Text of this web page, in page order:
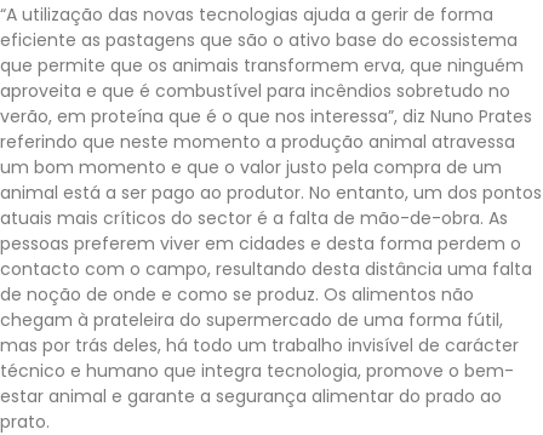
“A utilização das novas tecnologias ajuda a gerir de forma
eficiente as pastagens que são o ativo base do ecossistema
que permite que os animais transformem erva, que ninguém
aproveita e que é combustível para incêndios sobretudo no
verão, em proteína que é o que nos interessa”, diz Nuno Prates
referindo que neste momento a produção animal atravessa
um bom momento e que o valor justo pela compra de um
animal está a ser pago ao produtor. No entanto, um dos pontos
atuais mais críticos do sector é a falta de mão-de-obra. As
pessoas preferem viver em cidades e desta forma perdem o
contacto com o campo, resultando desta distância uma falta
de noção de onde e como se produz. Os alimentos não
chegam à prateleira do supermercado de uma forma fútil,
mas por trás deles, há todo um trabalho invisível de carácter
técnico e humano que integra tecnologia, promove o bem-
estar animal e garante a segurança alimentar do prado ao
prato.